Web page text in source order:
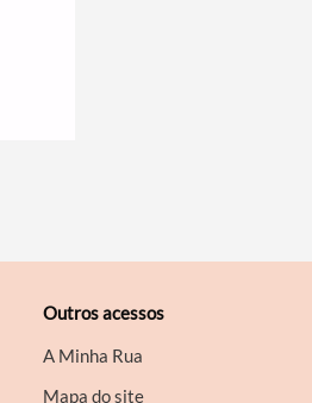
Outros acessos
A Minha Rua
Mapa do site